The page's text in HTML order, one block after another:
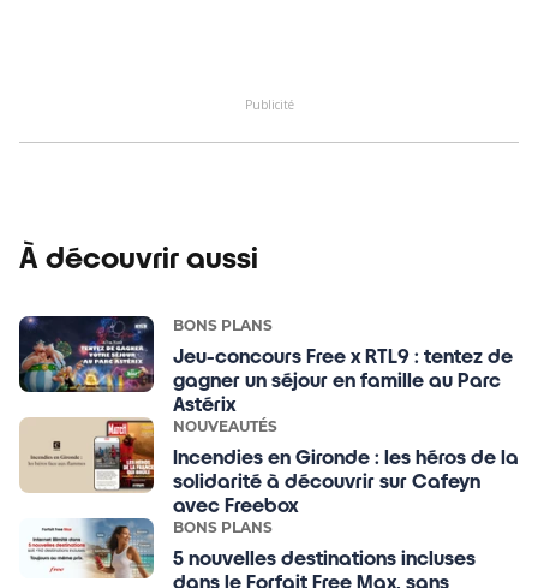
Publicité
À découvrir aussi
BONS PLANS
Jeu-concours Free x RTL9 : tentez de
gagner un séjour en famille au Parc
Astérix
NOUVEAUTÉS
Incendies en Gironde : les héros de la
solidarité à découvrir sur Cafeyn
avec Freebox
BONS PLANS
5 nouvelles destinations incluses
dans le Forfait Free Max, sans